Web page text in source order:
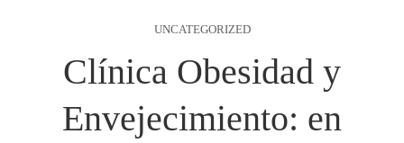
UNCATEGORIZED
Clínica Obesidad y
Envejecimiento: en